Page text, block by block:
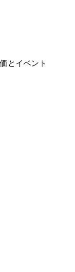
とイベント